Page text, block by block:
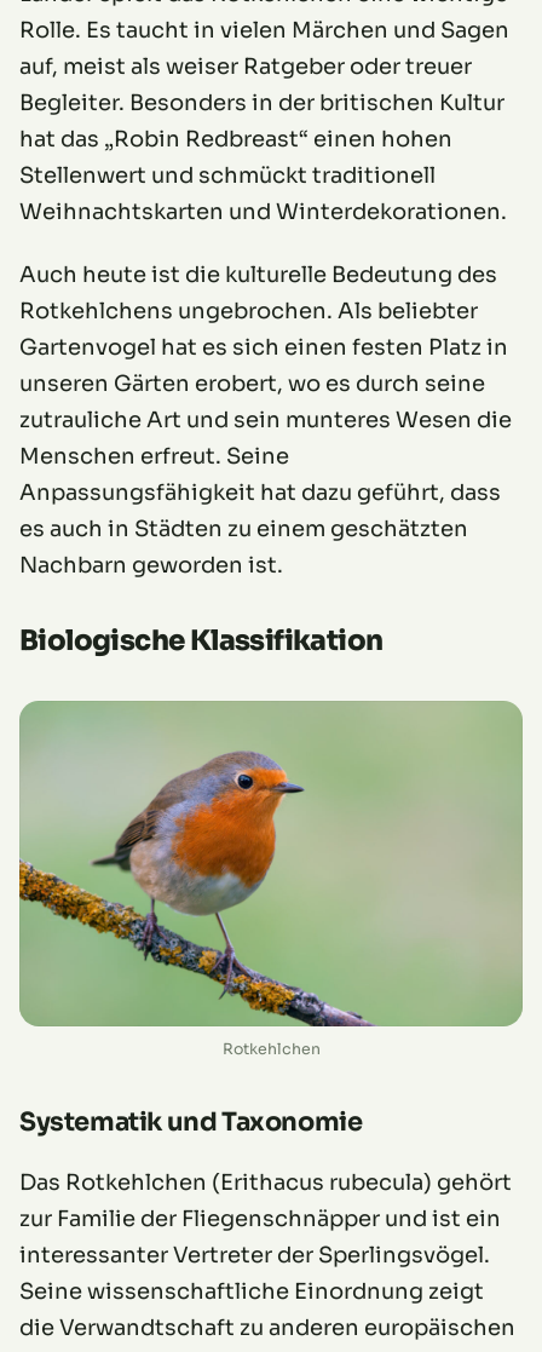
Rolle. Es taucht in vielen Märchen und Sagen
auf, meist als weiser Ratgeber oder treuer
Begleiter. Besonders in der britischen Kultur
hat das „Robin Redbreast“ einen hohen
Stellenwert und schmückt traditionell
Weihnachtskarten und Winterdekorationen.
Auch heute ist die kulturelle Bedeutung des
Rotkehlchens ungebrochen. Als beliebter
Gartenvogel hat es sich einen festen Platz in
unseren Gärten erobert, wo es durch seine
zutrauliche Art und sein munteres Wesen die
Menschen erfreut. Seine
Anpassungsfähigkeit hat dazu geführt, dass
es auch in Städten zu einem geschätzten
Nachbarn geworden ist.
Biologische Klassifikation
Rotkehlchen
Systematik und Taxonomie
Das Rotkehlchen (Erithacus rubecula) gehört
zur Familie der Fliegenschnäpper und ist ein
interessanter Vertreter der Sperlingsvögel.
Seine wissenschaftliche Einordnung zeigt
die Verwandtschaft zu anderen europäischen